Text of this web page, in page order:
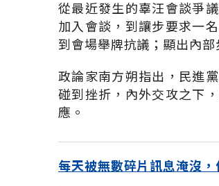
從最近發生的辜汪會談爭
加入會談，到讓步要求一
到會場舉牌抗議；顯出內
政論家南方朔指出，民進
碰到挫折，內外交攻之下
應。
每天被無數碎片訊息淹沒